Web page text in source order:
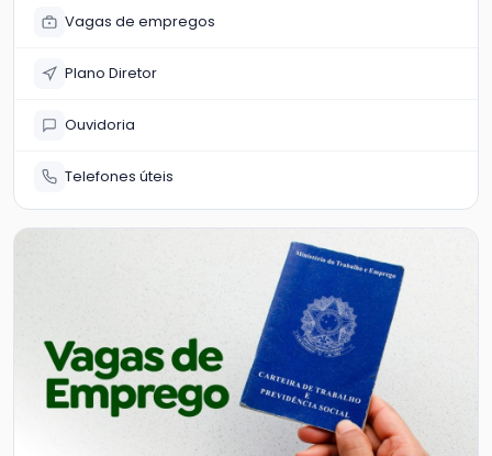
Vagas de empregos
Plano Diretor
Ouvidoria
Telefones úteis